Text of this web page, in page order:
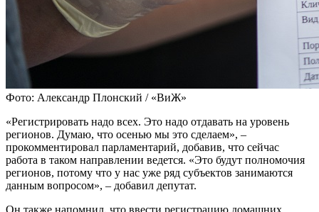
Фото: Александр Плонский / «ВиЖ»
«Регистрировать надо всех. Это надо отдавать на уровень
регионов. Думаю, что осенью мы это сделаем», –
прокомментировал парламентарий, добавив, что сейчас
работа в таком направлении ведется. «Это будут полномочия
регионов, потому что у нас уже ряд субъектов занимаются
данным вопросом», – добавил депутат.